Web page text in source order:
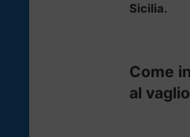
Sicilia.
Come
al